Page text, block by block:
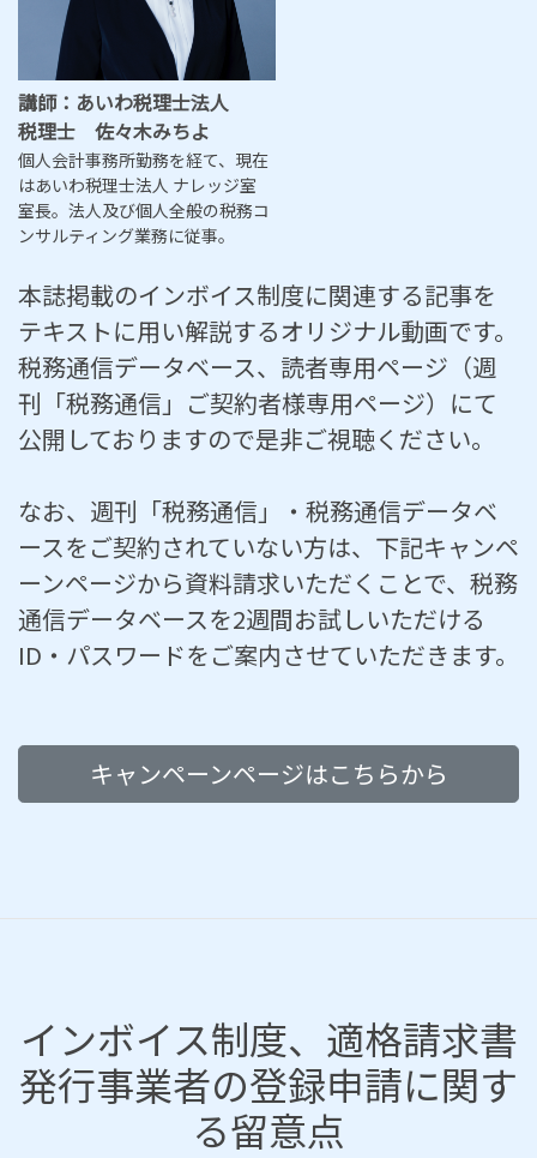
講師：あいわ税理士法人
税理士 佐々木みちよ
個人会計事務所勤務を経て、現在
はあいわ税理士法人 ナレッジ室
室長。法人及び個人全般の税務コ
ンサルティング業務に従事。
本誌掲載のインボイス制度に関連する記事を
テキストに用い解説するオリジナル動画です。
税務通信データベース、読者専用ページ（週
刊「税務通信」ご契約者様専用ページ）にて
公開しておりますので是非ご視聴ください。
なお、週刊「税務通信」・税務通信データベ
ースをご契約されていない方は、下記キャンペ
ーンページから資料請求いただくことで、税務
通信データベースを2週間お試しいただける
ID・パスワードをご案内させていただきます。
キャンペーンページはこちらから
インボイス制度、適格請求書
発行事業者の登録申請に関す
る留意点